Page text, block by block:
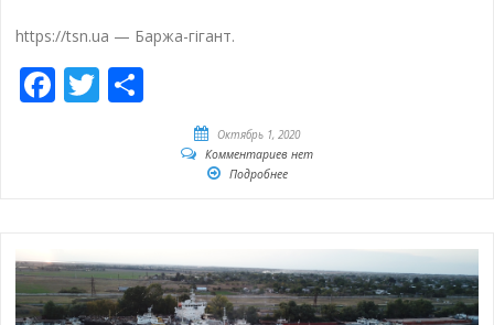
https://tsn.ua — Баржа-гігант.
Facebook
Twitter
Октябрь 1, 2020
Комментариев нет
Подробнее